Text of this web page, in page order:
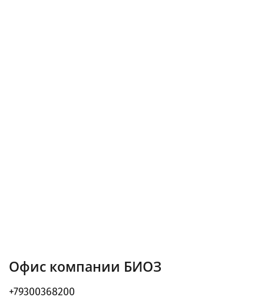
Офис компании БИОЗ
+79300368200